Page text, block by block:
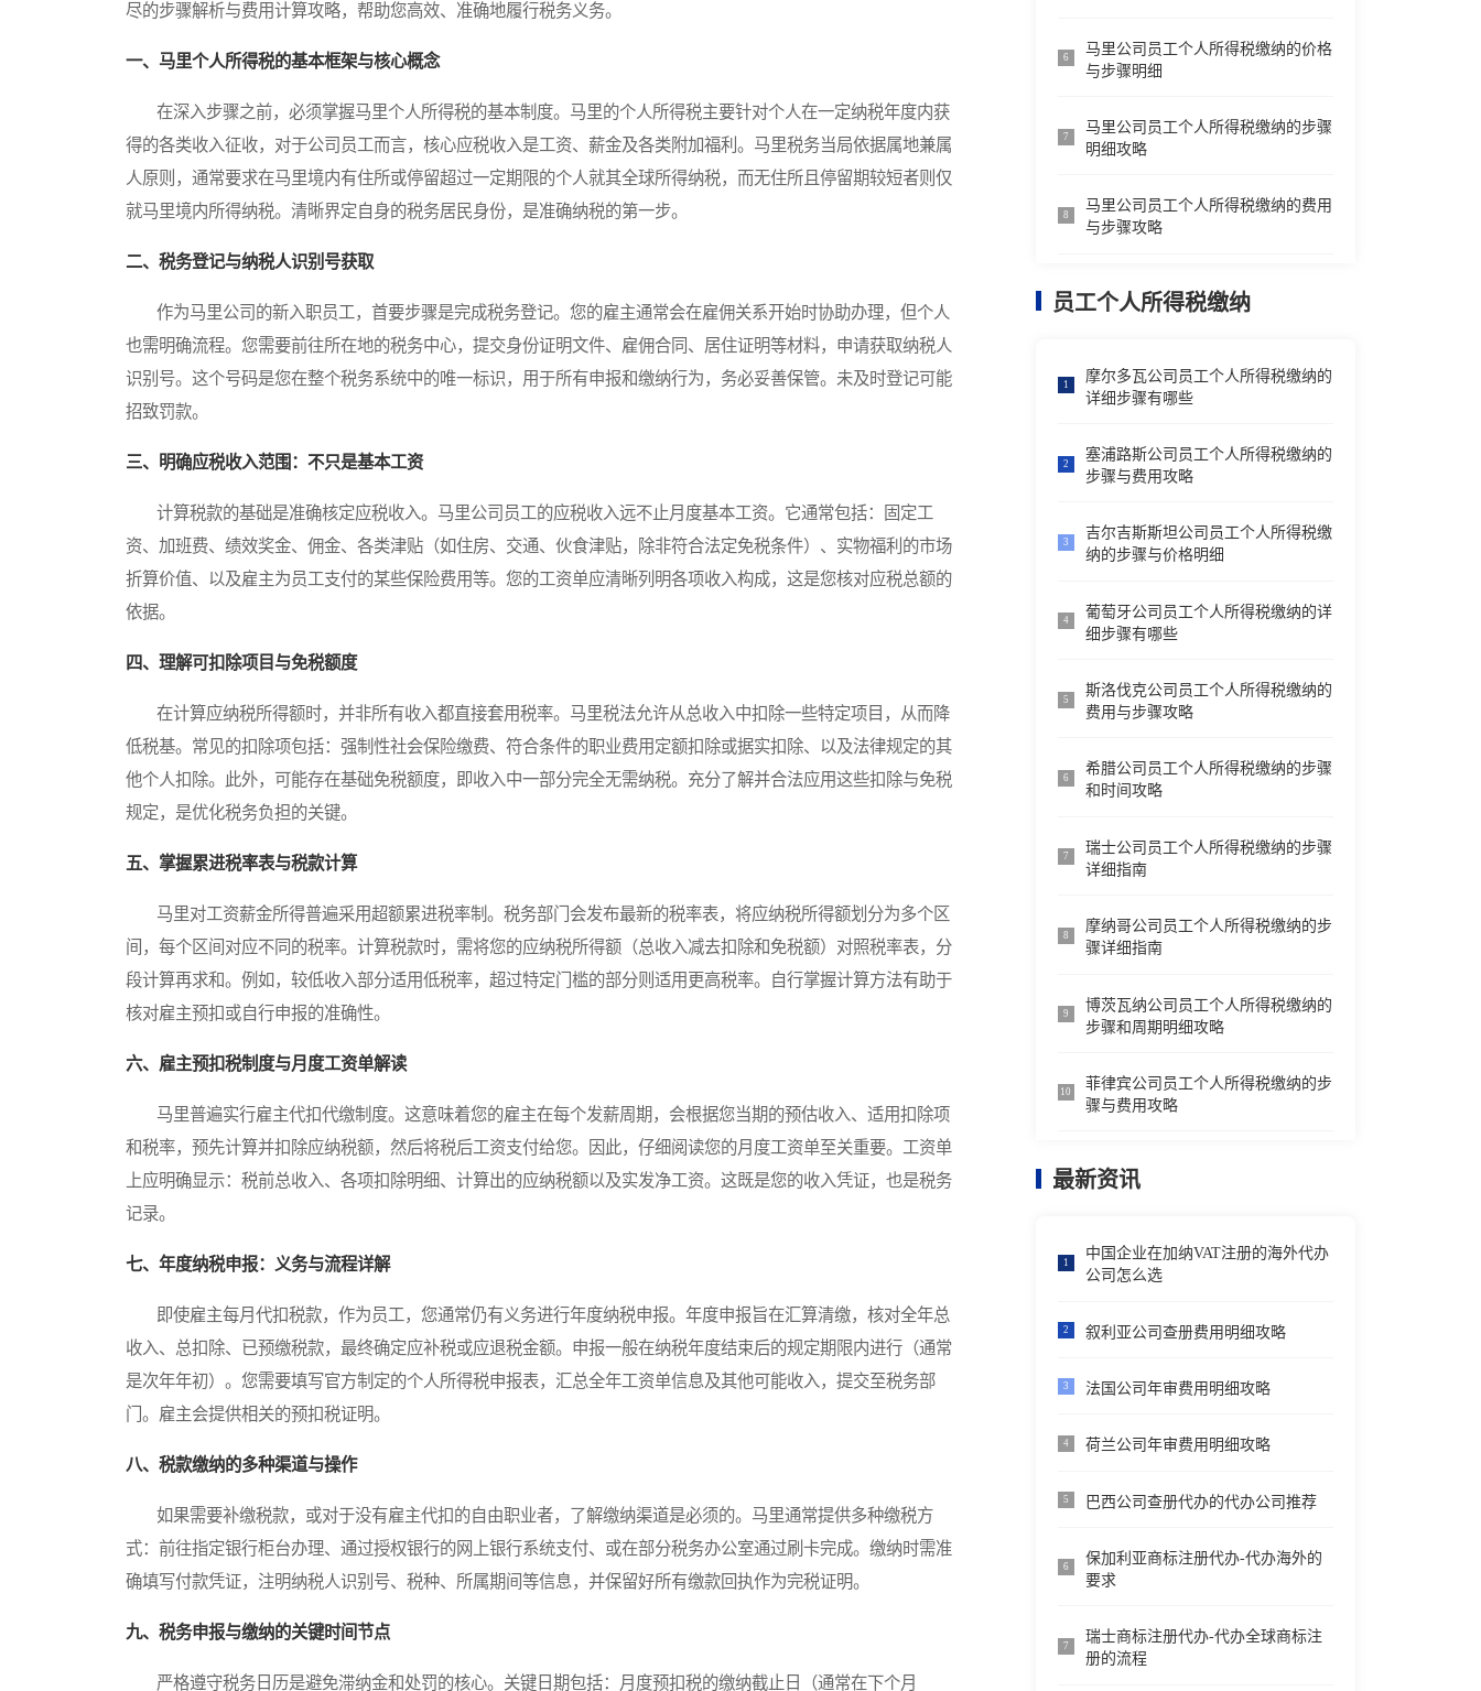
尽的步骤解析与费用计算攻略，帮助您高效、准确地履行税务义务。
一、马里个人所得税的基本框架与核心概念
在深入步骤之前，必须掌握马里个人所得税的基本制度。马里的个人所得税主要针对个人在一定纳税年度内获
得的各类收入征收，对于公司员工而言，核心应税收入是工资、薪金及各类附加福利。马里税务当局依据属地兼属
人原则，通常要求在马里境内有住所或停留超过一定期限的个人就其全球所得纳税，而无住所且停留期较短者则仅
就马里境内所得纳税。清晰界定自身的税务居民身份，是准确纳税的第一步。
二、税务登记与纳税人识别号获取
作为马里公司的新入职员工，首要步骤是完成税务登记。您的雇主通常会在雇佣关系开始时协助办理，但个人
也需明确流程。您需要前往所在地的税务中心，提交身份证明文件、雇佣合同、居住证明等材料，申请获取纳税人
识别号。这个号码是您在整个税务系统中的唯一标识，用于所有申报和缴纳行为，务必妥善保管。未及时登记可能
招致罚款。
三、明确应税收入范围：不只是基本工资
计算税款的基础是准确核定应税收入。马里公司员工的应税收入远不止月度基本工资。它通常包括：固定工
资、加班费、绩效奖金、佣金、各类津贴（如住房、交通、伙食津贴，除非符合法定免税条件）、实物福利的市场
折算价值、以及雇主为员工支付的某些保险费用等。您的工资单应清晰列明各项收入构成，这是您核对应税总额的
依据。
四、理解可扣除项目与免税额度
在计算应纳税所得额时，并非所有收入都直接套用税率。马里税法允许从总收入中扣除一些特定项目，从而降
低税基。常见的扣除项包括：强制性社会保险缴费、符合条件的职业费用定额扣除或据实扣除、以及法律规定的其
他个人扣除。此外，可能存在基础免税额度，即收入中一部分完全无需纳税。充分了解并合法应用这些扣除与免税
规定，是优化税务负担的关键。
五、掌握累进税率表与税款计算
马里对工资薪金所得普遍采用超额累进税率制。税务部门会发布最新的税率表，将应纳税所得额划分为多个区
间，每个区间对应不同的税率。计算税款时，需将您的应纳税所得额（总收入减去扣除和免税额）对照税率表，分
段计算再求和。例如，较低收入部分适用低税率，超过特定门槛的部分则适用更高税率。自行掌握计算方法有助于
核对雇主预扣或自行申报的准确性。
六、雇主预扣税制度与月度工资单解读
马里普遍实行雇主代扣代缴制度。这意味着您的雇主在每个发薪周期，会根据您当期的预估收入、适用扣除项
和税率，预先计算并扣除应纳税额，然后将税后工资支付给您。因此，仔细阅读您的月度工资单至关重要。工资单
上应明确显示：税前总收入、各项扣除明细、计算出的应纳税额以及实发净工资。这既是您的收入凭证，也是税务
记录。
七、年度纳税申报：义务与流程详解
即使雇主每月代扣税款，作为员工，您通常仍有义务进行年度纳税申报。年度申报旨在汇算清缴，核对全年总
收入、总扣除、已预缴税款，最终确定应补税或应退税金额。申报一般在纳税年度结束后的规定期限内进行（通常
是次年年初）。您需要填写官方制定的个人所得税申报表，汇总全年工资单信息及其他可能收入，提交至税务部
门。雇主会提供相关的预扣税证明。
八、税款缴纳的多种渠道与操作
如果需要补缴税款，或对于没有雇主代扣的自由职业者，了解缴纳渠道是必须的。马里通常提供多种缴税方
式：前往指定银行柜台办理、通过授权银行的网上银行系统支付、或在部分税务办公室通过刷卡完成。缴纳时需准
确填写付款凭证，注明纳税人识别号、税种、所属期间等信息，并保留好所有缴款回执作为完税证明。
九、税务申报与缴纳的关键时间节点
严格遵守税务日历是避免滞纳金和处罚的核心。关键日期包括：月度预扣税的缴纳截止日（通常在下个月
6
马里公司员工个人所得税缴纳的价格
与步骤明细
7
马里公司员工个人所得税缴纳的步骤
明细攻略
8
马里公司员工个人所得税缴纳的费用
与步骤攻略
员工个人所得税缴纳
1
摩尔多瓦公司员工个人所得税缴纳的
详细步骤有哪些
2
塞浦路斯公司员工个人所得税缴纳的
步骤与费用攻略
3
吉尔吉斯斯坦公司员工个人所得税缴
纳的步骤与价格明细
4
葡萄牙公司员工个人所得税缴纳的详
细步骤有哪些
5
斯洛伐克公司员工个人所得税缴纳的
费用与步骤攻略
6
希腊公司员工个人所得税缴纳的步骤
和时间攻略
7
瑞士公司员工个人所得税缴纳的步骤
详细指南
8
摩纳哥公司员工个人所得税缴纳的步
骤详细指南
9
博茨瓦纳公司员工个人所得税缴纳的
步骤和周期明细攻略
10
菲律宾公司员工个人所得税缴纳的步
骤与费用攻略
最新资讯
1
中国企业在加纳VAT注册的海外代办
公司怎么选
2 叙利亚公司查册费用明细攻略
3 法国公司年审费用明细攻略
4 荷兰公司年审费用明细攻略
5 巴西公司查册代办的代办公司推荐
6
保加利亚商标注册代办-代办海外的
要求
7
瑞士商标注册代办-代办全球商标注
册的流程